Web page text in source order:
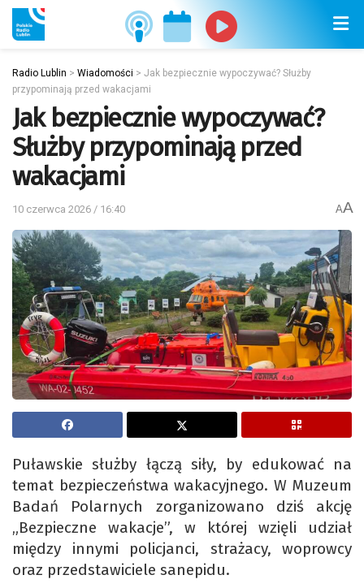
Radio Lublin > Wiadomości > Jak bezpiecznie wypoczywać? Służby
przypominają przed wakacjami
Jak bezpiecznie wypoczywać?
Służby przypominają przed
wakacjami
10 czerwca 2026 / 16:40 AA
Puławskie służby łączą siły, by edukować na
temat bezpieczeństwa wakacyjnego. W Muzeum
Badań Polarnych zorganizowano dziś akcję
„Bezpieczne wakacje”, w której wzięli udział
między innymi policjanci, strażacy, woprowcy
oraz przedstawiciele sanepidu.